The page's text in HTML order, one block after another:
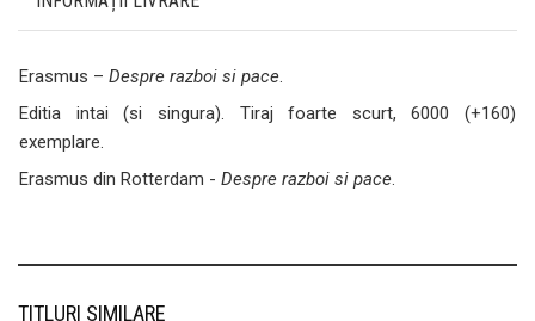
Erasmus – Despre razboi si pace.
Editia intai (si singura). Tiraj foarte scurt, 6000 (+160)
exemplare.
Erasmus din Rotterdam - Despre razboi si pace.
TITLURI SIMILARE